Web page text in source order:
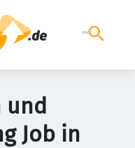
und
Job in